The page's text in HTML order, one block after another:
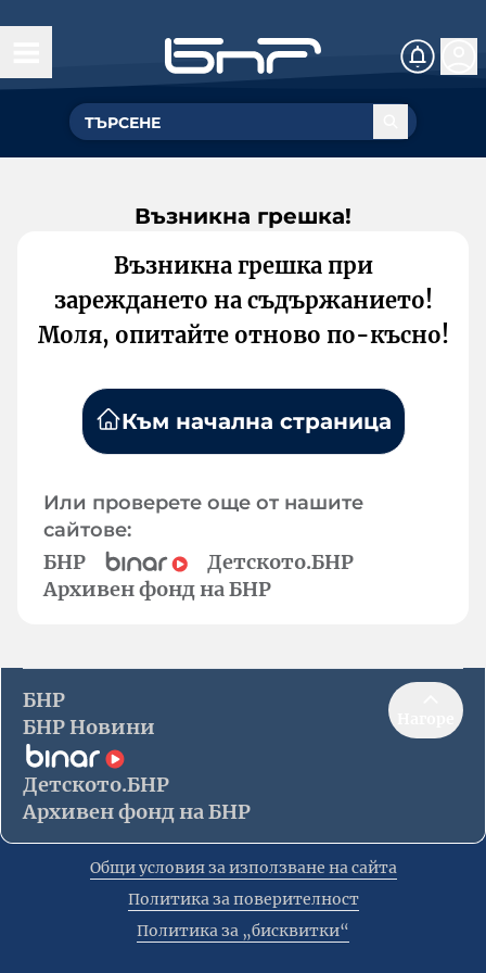
Възникна грешка!
Възникна грешка при
зареждането на съдържанието!
Моля, опитайте отново по-късно!
Към начална страница
Или проверете още от нашите
сайтове:
БНР
Детското.БНР
Архивен фонд на БНР
БНР
БНР Новини
Детското.БНР
Архивен фонд на БНР
Общи условия за използване на сайта
Политика за поверителност
Политика за „бисквитки“